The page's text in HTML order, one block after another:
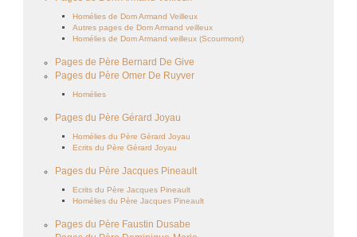
Homélies de Dom Armand Veilleux
Autres pages de Dom Armand veilleux
Homélies de Dom Armand veilleux (Scourmont)
Pages de Père Bernard De Give
Pages du Père Omer De Ruyver
Homélies
Pages du Père Gérard Joyau
Homélies du Père Gérard Joyau
Ecrits du Père Gérard Joyau
Pages du Père Jacques Pineault
Ecrits du Père Jacques Pineault
Homélies du Père Jacques Pineault
Pages du Père Faustin Dusabe